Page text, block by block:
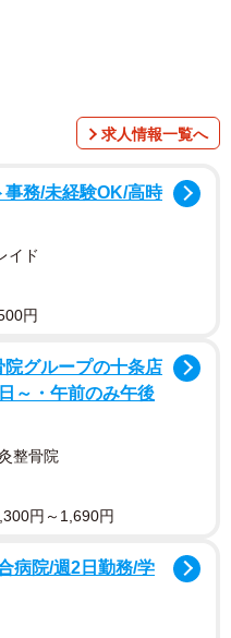
の通りです。
ランキング（提供画像）
竜也」さんでした。映画
カイジ」を演じ、裏カジ
極のゲームに挑むさまが
。実際に役作りの為に、
求人情報一覧へ
務/未経験OK/高時
イド
円
院グループの十条店
～・午前のみ午後
整骨院
円～1,690円
病院/週2日勤務/学